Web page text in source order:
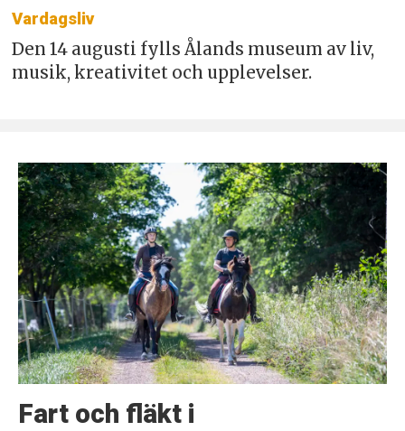
Vardagsliv
Den 14 augusti fylls Ålands museum av liv,
musik, kreativitet och upplevelser.
Fart och fläkt i